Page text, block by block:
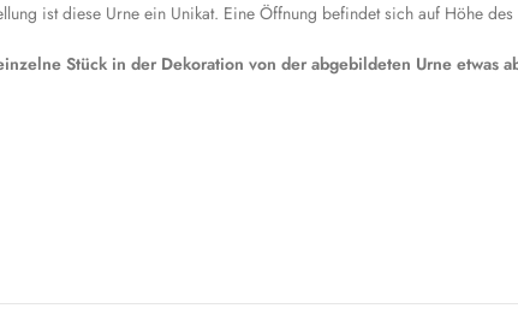
ist diese Urne ein Unikat. Eine Öffnung befindet sich auf Höhe
Stück in der Dekoration von der abgebildeten Urne etwas